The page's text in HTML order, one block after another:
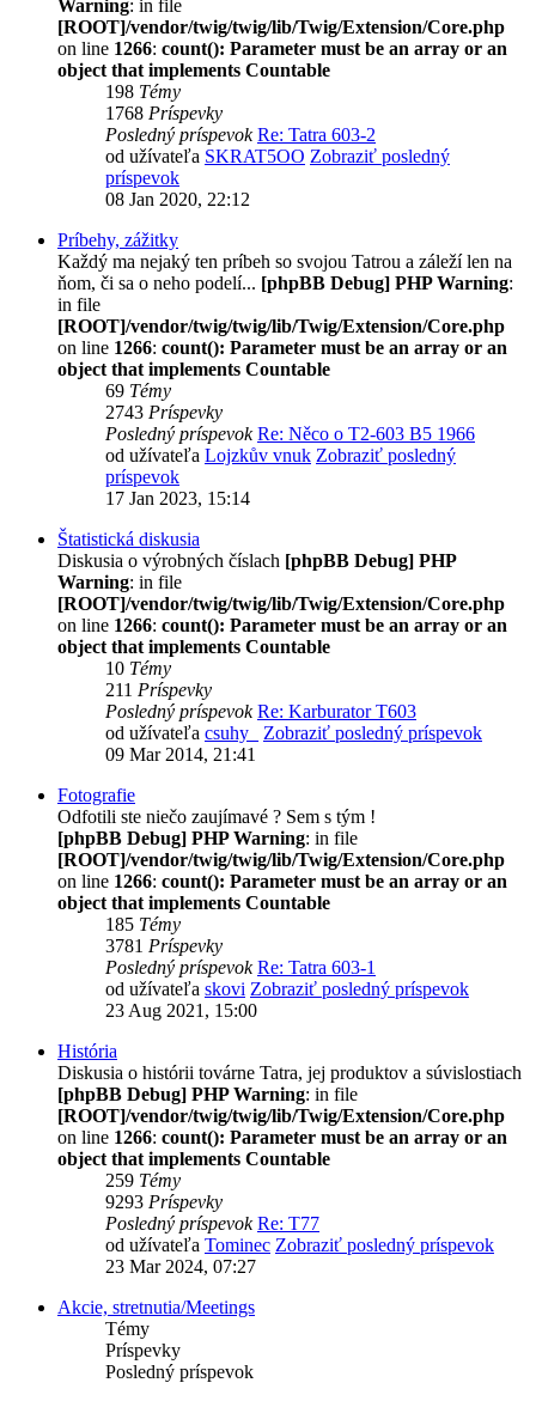
Warning: in file
[ROOT]/vendor/twig/twig/lib/Twig/Extension/Core.php
on line 1266: count(): Parameter must be an array or an
object that implements Countable
198 Témy
1768 Príspevky
Posledný príspevok Re: Tatra 603-2
od užívateľa SKRAT5OO Zobraziť posledný
príspevok
08 Jan 2020, 22:12
Príbehy, zážitky
Každý ma nejaký ten príbeh so svojou Tatrou a záleží len na
ňom, či sa o neho podelí... [phpBB Debug] PHP Warning:
in file
[ROOT]/vendor/twig/twig/lib/Twig/Extension/Core.php
on line 1266: count(): Parameter must be an array or an
object that implements Countable
69 Témy
2743 Príspevky
Posledný príspevok Re: Něco o T2-603 B5 1966
od užívateľa Lojzkův vnuk Zobraziť posledný
príspevok
17 Jan 2023, 15:14
Štatistická diskusia
Diskusia o výrobných číslach [phpBB Debug] PHP
Warning: in file
[ROOT]/vendor/twig/twig/lib/Twig/Extension/Core.php
on line 1266: count(): Parameter must be an array or an
object that implements Countable
10 Témy
211 Príspevky
Posledný príspevok Re: Karburator T603
od užívateľa csuhy_
Zobraziť posledný príspevok
09 Mar 2014, 21:41
Fotografie
Odfotili ste niečo zaujímavé ? Sem s tým !
[phpBB Debug] PHP Warning: in file
[ROOT]/vendor/twig/twig/lib/Twig/Extension/Core.php
on line 1266: count(): Parameter must be an array or an
object that implements Countable
185 Témy
3781 Príspevky
Posledný príspevok Re: Tatra 603-1
od užívateľa skovi Zobraziť posledný príspevok
23 Aug 2021, 15:00
História
Diskusia o histórii továrne Tatra, jej produktov a súvislostiach
[phpBB Debug] PHP Warning: in file
[ROOT]/vendor/twig/twig/lib/Twig/Extension/Core.php
on line 1266: count(): Parameter must be an array or an
object that implements Countable
259 Témy
9293 Príspevky
Posledný príspevok Re: T77
od užívateľa Tominec Zobraziť posledný príspevok
23 Mar 2024, 07:27
Akcie, stretnutia/Meetings
Témy
Príspevky
Posledný príspevok